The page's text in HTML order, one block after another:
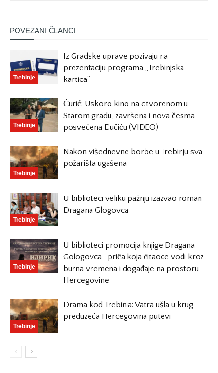
POVEZANI ČLANCI
Trebinje
Iz Gradske uprave pozivaju na
prezentaciju programa „Trebinjska
kartica“
Trebinje
Ćurić: Uskoro kino na otvorenom u
Starom gradu, završena i nova česma
posvećena Dučiću (VIDEO)
Trebinje
Nakon višednevne borbe u Trebinju sva
požarišta ugašena
Trebinje
U biblioteci veliku pažnju izazvao roman
Dragana Glogovca
Trebinje
U biblioteci promocija knjige Dragana
Gologovca -priča koja čitaoce vodi kroz
burna vremena i događaje na prostoru
Hercegovine
Trebinje
Drama kod Trebinja: Vatra ušla u krug
preduzeća Hercegovina putevi